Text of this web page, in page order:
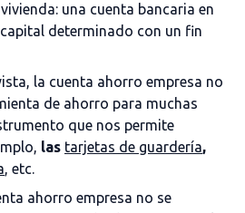
una cuenta bancaria en
determinado con un fin
la cuenta ahorro empresa no
de ahorro para muchas
que nos permite
las tarjetas de guardería,
, etc.
ahorro empresa no se